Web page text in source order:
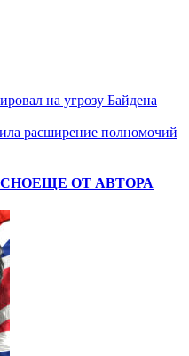
на угрозу Байдена
расширение полномочий
ЕЩЕ ОТ АВТОРА